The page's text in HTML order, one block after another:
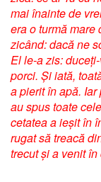
mai înainte de
era o turmă mare
zicând: dacă ne
El le-a zis:
porci. Și iată,
a pierit în apă.
au spus toate
cetatea a ieșit în
rugat să treacă
trecut și a venit în